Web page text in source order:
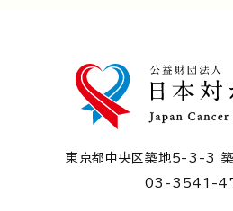
東京都中央区築地5-3-3
03-3541-